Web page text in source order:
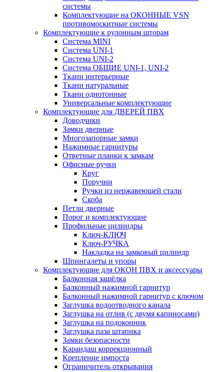
системы
Комплектующие на ОКОННЫЕ VSN
противомоскитные системы
Комплектующие к рулонным шторам
Система MINI
Система UNI-1
Система UNI-2
Система ОБЩИЕ UNI-1, UNI-2
Ткани интерьерные
Ткани натуральные
Ткани однотонные
Универсальные комплектующие
Комплектующие для ДВЕРЕЙ ПВХ
Доводчики
Замки дверные
Многозапорные замки
Нажимные гарнитуры
Ответные планки к замкам
Офисные ручки
Круг
Поручни
Ручки из нержавеющей стали
Скоба
Петли дверные
Порог и комплектующие
Профильные цилиндры
Ключ-КЛЮЧ
Ключ-РУЧКА
Накладка на замковый цилиндр
Шпингалеты и упоры
Комплектующие для ОКОН ПВХ и аксессуары
Балконная защёлка
Балконный нажимной гарнитур
Балконный нажимной гарнитур с ключом
Заглушка водоотводного канала
Заглушка на отлив (с двумя капиносами)
Заглушка на подоконник
Заглушка паза штапика
Замки безопасности
Карандаш коррекционный
Крепление импоста
Ограничитель открывания